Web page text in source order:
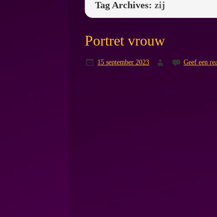
Tag Archives:zij
Portret vrouw
15 september 2023 Geef een